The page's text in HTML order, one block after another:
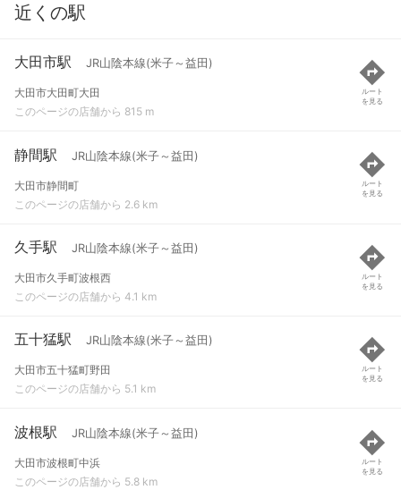
近くの駅
大田市駅 JR山陰本線(米子～益田)
大田市大田町大田
このページの店舗から 815 m
ルート
を見る
静間駅 JR山陰本線(米子～益田)
大田市静間町
このページの店舗から 2.6 km
ルート
を見る
久手駅 JR山陰本線(米子～益田)
大田市久手町波根西
このページの店舗から 4.1 km
ルート
を見る
五十猛駅 JR山陰本線(米子～益田)
大田市五十猛町野田
このページの店舗から 5.1 km
ルート
を見る
波根駅 JR山陰本線(米子～益田)
大田市波根町中浜
このページの店舗から 5.8 km
ルート
を見る